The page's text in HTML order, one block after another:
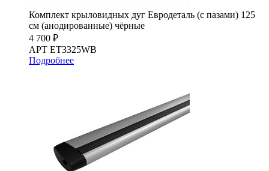
Комплект крыловидных дуг Евродеталь (с пазами) 125
см (анодированные) чёрные
4 700 ₽
АРТ ET3325WB
Подробнее